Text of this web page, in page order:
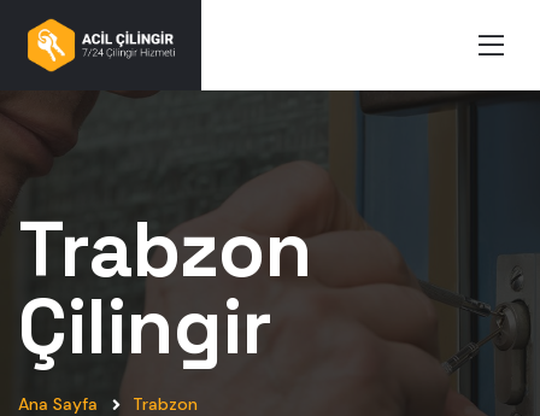
Trabzon
Çilingir
Ana Sayfa Trabzon